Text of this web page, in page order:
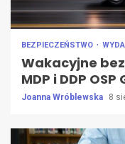
BEZPIECZEŃSTWO
Wakacyjne
MDP i DDP
Joanna Wróblewska 8